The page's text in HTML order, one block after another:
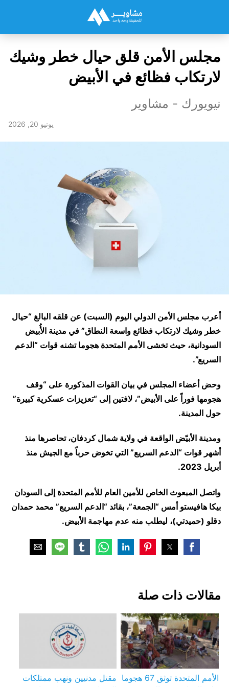
مجلس الأمن قلق حيال خطر وشيك
لارتكاب فظائع في الأبيض
نيويورك - مشاوير
يونيو 20, 2026
أعرب مجلس الأمن الدولي اليوم (السبت) عن قلقه البالغ “حيال
خطر وشيك لارتكاب فظائع واسعة النطاق” في مدينة الأُبيض
السودانية، حيث تخشى الأمم المتحدة هجوما تشنه قوات “الدعم
السريع”.
وحض أعضاء المجلس في بيان القوات المذكورة على “وقف
هجومها فوراً على الأبيض”، لافتين إلى “تعزيزات عسكرية كبيرة”
حول المدينة.
ومدينة الأبيّض الواقعة في ولاية شمال كردفان، تحاصرها منذ
أشهر قوات “الدعم السريع” التي تخوض حرباً مع الجيش منذ
أبريل 2023.
واتصل المبعوث الخاص للأمين العام للأمم المتحدة إلى السودان
بيكا هافيستو أمس “الجمعة”، بقائد “الدعم السريع” محمد حمدان
دقلو (حميدتي)، ليطلب منه عدم مهاجمة الأبيض.
مقالات ذات صلة
الأمم المتحدة توثق 67 هجوما مقتل مدنيين ونهب ممتلكات